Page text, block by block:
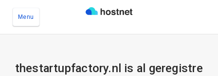
Menu
thestartupfactory.nl is al geregistre